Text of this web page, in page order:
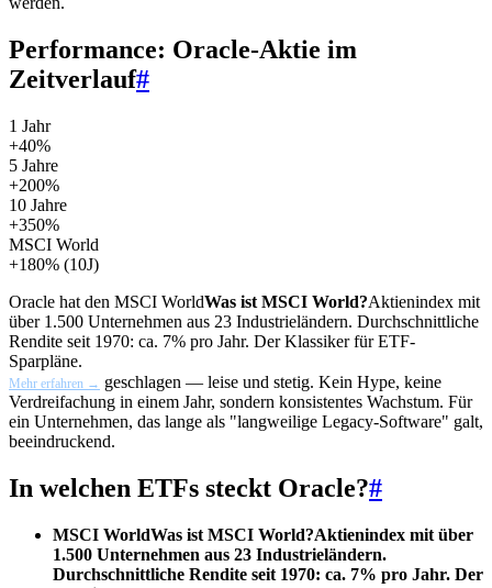
Performance: Oracle-Aktie im
Zeitverlauf#
1 Jahr
+40%
5 Jahre
+200%
10 Jahre
+350%
MSCI World
+180% (10J)
Oracle hat den MSCI WorldWas ist MSCI World?Aktienindex mit
über 1.500 Unternehmen aus 23 Industrieländern. Durchschnittliche
Rendite seit 1970: ca. 7% pro Jahr. Der Klassiker für ETF-
Sparpläne.
Mehr erfahren → geschlagen — leise und stetig. Kein Hype, keine
Verdreifachung in einem Jahr, sondern konsistentes Wachstum. Für
ein Unternehmen, das lange als "langweilige Legacy-Software" galt,
beeindruckend.
In welchen ETFs steckt Oracle?#
MSCI WorldWas ist MSCI World?Aktienindex mit über
1.500 Unternehmen aus 23 Industrieländern.
Durchschnittliche Rendite seit 1970: ca. 7% pro Jahr. Der